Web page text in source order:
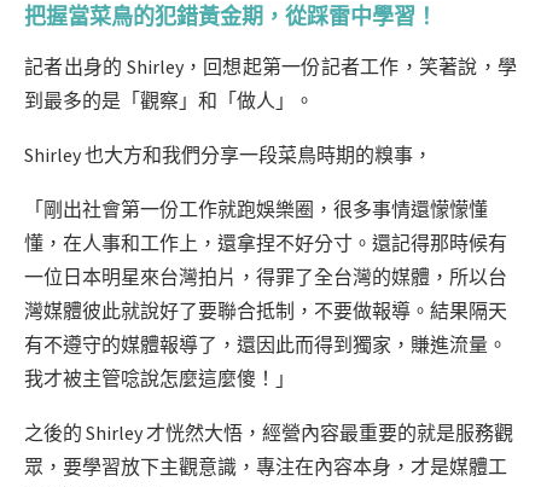
把握當菜鳥的犯錯黃金期，從踩雷中學習！
記者出身的 Shirley，回想起第一份記者工作，笑著說，學
到最多的是「觀察」和「做人」。
Shirley 也大方和我們分享一段菜鳥時期的糗事，
「剛出社會第一份工作就跑娛樂圈，很多事情還懞懞懂
懂，在人事和工作上，還拿捏不好分寸。還記得那時候有
一位日本明星來台灣拍片，得罪了全台灣的媒體，所以台
灣媒體彼此就說好了要聯合抵制，不要做報導。結果隔天
有不遵守的媒體報導了，還因此而得到獨家，賺進流量。
我才被主管唸說怎麼這麼傻！」
之後的 Shirley 才恍然大悟，經營內容最重要的就是服務觀
眾，要學習放下主觀意識，專注在內容本身，才是媒體工